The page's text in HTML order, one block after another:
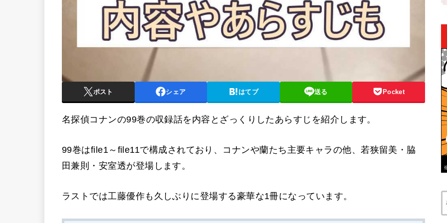
ポスト シェア はてブ 送る Pocket
名探偵コナンの99巻の収録話を内容とざっくりしたあらすじを紹介します。
99巻はfile1～file11で構成されており、コナンや蘭たち主要キャラの他、若狭留美・脇
田兼則・安室透が登場します。
ラストでは工藤優作も久しぶりに登場する豪華な1冊になっています。